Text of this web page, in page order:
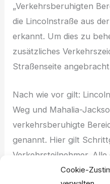
Cookie-
„Verkehrsberuhigten
die Lincolnstraße aus
erkannt. Um dies zu
zusätzliches
Straßenseite
Nach wie vor gilt:
Weg und Mahalia-
verkehrsberuhigte
genannt. Hier gilt
Verkehrsteilnehmer.
gleichberechtigt